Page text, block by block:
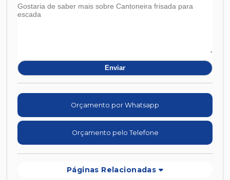
Orçamento por Whatsapp
Orçamento pelo Telefone
Páginas Relacionadas